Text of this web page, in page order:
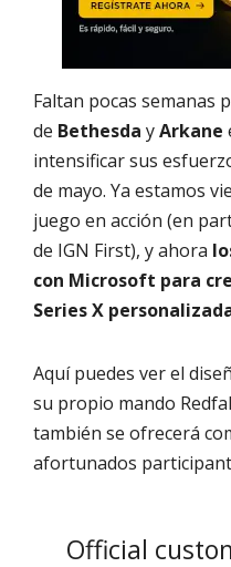
Faltan pocas semanas
de Bethesda yArkane
intensificar sus
de mayo. Ya estamos
juego en acción (en
de IGN First), y ahora
con Microsoft para
Series X
Aquí puedes ver el
su propio mando
también se ofrecerá
afortunados
Official